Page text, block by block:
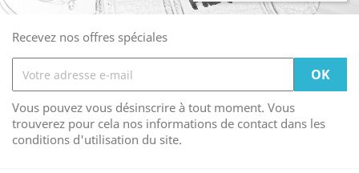
Recevez nos offres spéciales
Vous pouvez vous désinscrire à tout moment. Vous
trouverez pour cela nos informations de contact dans les
conditions d'utilisation du site.